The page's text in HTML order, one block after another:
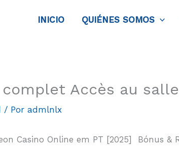
INICIO QUIÉNES SOMOS
Accès au
/ Poradmlnlx